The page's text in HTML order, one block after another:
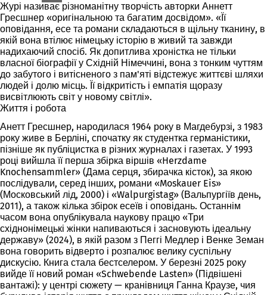
Журі називає різноманітну творчість авторки Аннетт
Гресшнер «оригінальною та багатим досвідом». «Її
оповідання, есе та романи складаються в щільну тканину, в
якій вона втілює німецьку історію в живий та завжди
надихаючий спосіб. Як допитлива хроністка не тільки
власної біографії у Східній Німеччині, вона з тонким чуттям
до забутого і витісненого з пам'яті відстежує життєві шляхи
людей і долю місць. Її відкритість і емпатія щоразу
висвітлюють світ у новому світлі».
Життя і робота
Анетт Гресшнер, народилася 1964 року в Магдебурзі, з 1983
року живе в Берліні, спочатку як студентка германістики,
пізніше як публіцистка в різних журналах і газетах. У 1993
році вийшла її перша збірка віршів «Herzdame
Knochensammler» (Дама серця, збирачка кісток), за якою
послідували, серед інших, романи «Moskauer Eis»
(Московський лід, 2000) і «Walpurgistag» (Вальпургіїв день,
2011), а також кілька збірок есеїв і оповідань. Останнім
часом вона опублікувала наукову працю «Три
східнонімецькі жінки напиваються і засновують ідеальну
державу» (2024), в якій разом з Пеггі Медлер і Венке Земан
вона говорить відверто і розпалює велику суспільну
дискусію. Книга стала бестселером. У березні 2025 року
вийде її новий роман «Schwebende Lasten» (Підвішені
вантажі): у центрі сюжету — кранівниця Ганна Краузе, чия